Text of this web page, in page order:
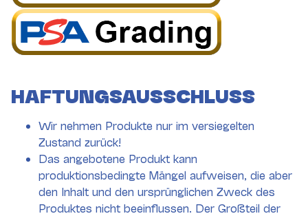
HAFTUNGSAUSSCHLUSS
Wir nehmen Produkte nur im versiegelten
Zustand zurück!
Das angebotene Produkt kann
produktionsbedingte Mängel aufweisen, die aber
den Inhalt und den ursprünglichen Zweck des
Produktes nicht beeinflussen. Der Großteil der